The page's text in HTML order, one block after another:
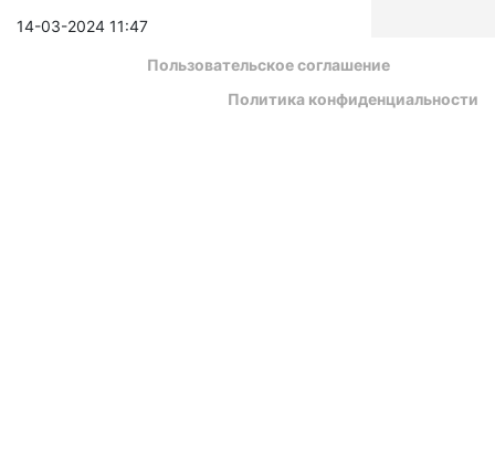
14-03-2024 11:47
Пользовательское соглашение
Политика конфиденциальности